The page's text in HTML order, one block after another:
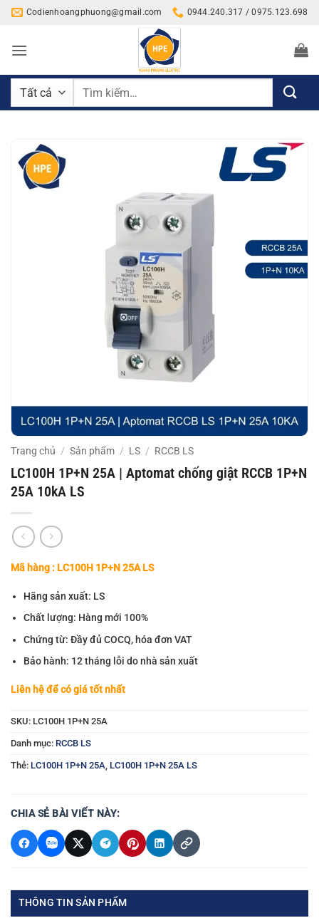
Bỏ
nội
Codienhoangphuong@gmail.com 0944.240.317 / 0975.123.698
Tìm
Trang chủ / Sản phẩm / LS / RCCB LS
LC100H 1P+N 25A | Aptomat chống giật RCCB 1P+N
25A 10kA LS
Mã hàng : LC100H 1P+N 25A LS
Hãng sản xuất: LS
Chất lượng: Hàng mới 100%
Chứng từ: Đầy đủ COCQ, hóa đơn VAT
Bảo hành: 12 tháng lỗi do nhà sản xuất
Liên hệ để có giá tốt nhất
SKU: LC100H 1P+N 25A
Danh mục: RCCB LS
Thẻ: LC100H 1P+N 25A, LC100H 1P+N 25A LS
CHIA SẺ BÀI VIẾT NÀY:
THÔNG TIN SẢN PHẨM